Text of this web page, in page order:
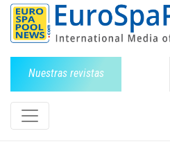
Nuestras revistas